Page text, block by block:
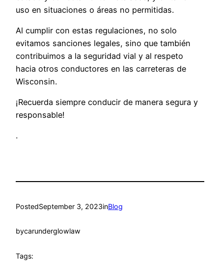
uso en situaciones o áreas no permitidas.
Al cumplir con estas regulaciones, no solo
evitamos sanciones legales, sino que también
contribuimos a la seguridad vial y al respeto
hacia otros conductores en las carreteras de
Wisconsin.
¡Recuerda siempre conducir de manera segura y
responsable!
.
PostedSeptember 3, 2023inBlog
bycarunderglowlaw
Tags: